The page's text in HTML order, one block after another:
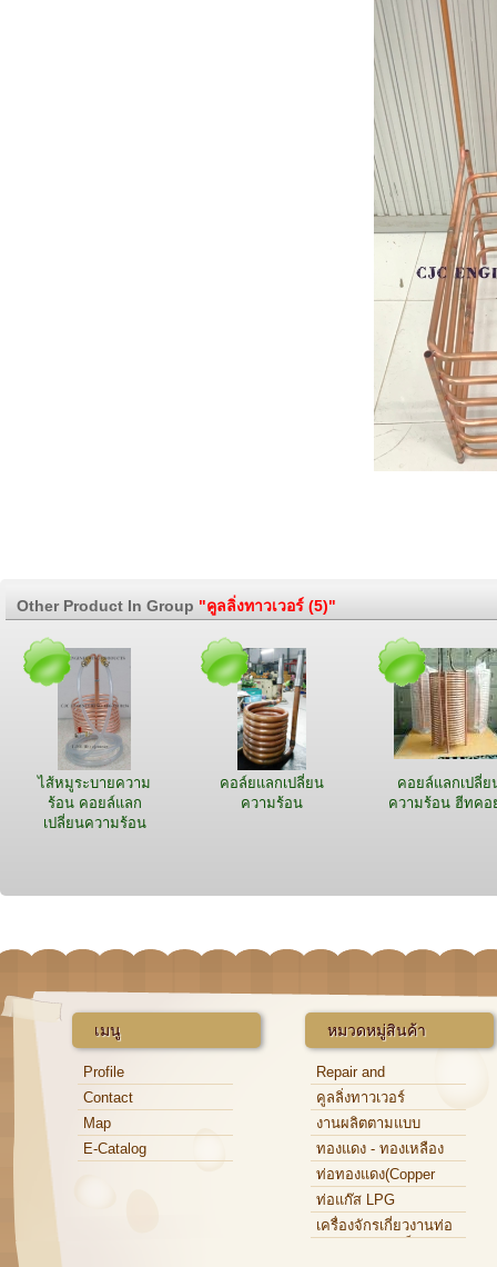
Other Product In Group "คูลลิ่งทาวเวอร์ (5)"
ไส้หมูระบายความ
ร้อน คอยล์แลก
เปลี่ยนความร้อน
คอล์ยแลกเปลี่ยน
ความร้อน
คอยล์แลกเปลี่ย
ความร้อน ฮีทคอ
เมนู
Profile
Contact
Map
E-Catalog
หมวดหมู่สินค้า
Repair and
Maintenance
คูลลิ่งทาวเวอร์
งานผลิตตามแบบ
ทองแดง - ทองเหลือง
ท่อทองแดง(Copper
Tube)
ท่อแก๊ส LPG
เครื่องจักรเกี่ยวงานท่อ